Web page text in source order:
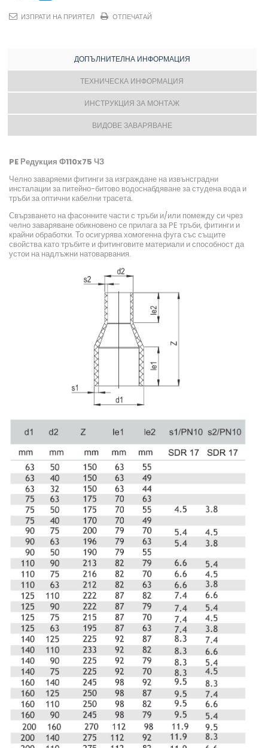
ИЗПРАТИ НА ПРИЯТЕЛ ОТПЕЧАТАЙ
ДОПЪЛНИТЕЛНА ИНФОРМАЦИЯ
ТЕХНИЧЕСКА ИНФОРМАЦИЯ
ИНСТРУКЦИЯ ЗА МОНТАЖ
ВИДОВЕ ЗАВАРЯВАНЕ
PE Редукция Ф110x75 ЧЗ
Челно заваряеми фитинги за изграждане на извънсградни
инсталации за питейно-битово водоснабдяване за студена вода и
тръби за оптични кабелни трасета.
Свързването на фасонните части с тръби и/или помежду си чрез
челно заваряване обикновено се прилага за PE тръби, фитинги и
крайни обработки. То осигурява хомогенна фуга със същите
свойства като тръбите и фитинговите материали и способност да
устои на надлъжни натоварвания.